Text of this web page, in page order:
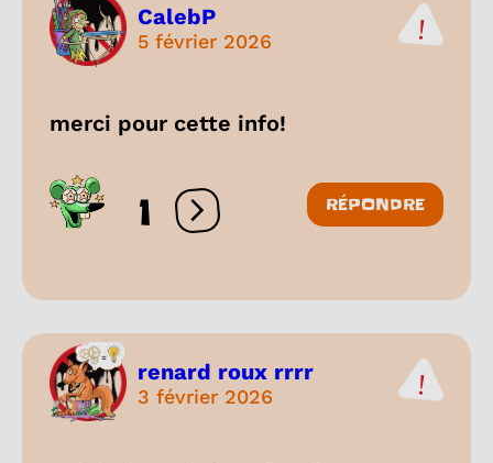
CalebP
5 février 2026
merci pour cette info!
1 Ouvrir les réactions
RÉPONDRE
renard roux rrrr
3 février 2026